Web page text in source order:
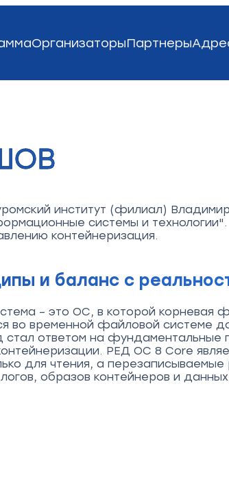
ОрганизаторыПартнеры
институт (филиал)
системы и
контейнеризация.
и баланс с
– это ОС, в которой корневая
во временной файловой системе
ответом на фундаментальные
РЕД ОС 8 Core
для чтения, а
образов контейнеров и